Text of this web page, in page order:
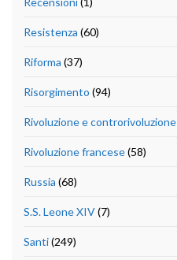
Resistenza (60)
Riforma (37)
Risorgimento (94)
Rivoluzione e controrivoluzione
Rivoluzione francese(58)
Russia (68)
S.S. Leone XIV(7)
Santi(249)